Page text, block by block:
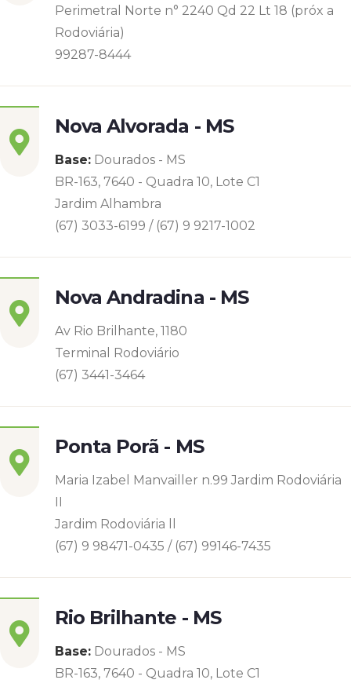
Perimetral Norte n° 2240 Qd 22 Lt 18 (próx a
Rodoviária)
99287-8444
Nova Alvorada - MS
Base: Dourados - MS
BR-163, 7640 - Quadra 10, Lote C1
Jardim Alhambra
(67) 3033-6199 / (67) 9 9217-1002
Nova Andradina - MS
Av Rio Brilhante, 1180
Terminal Rodoviário
(67) 3441-3464
Ponta Porã - MS
Maria Izabel Manvailler n.99 Jardim Rodoviária
II
Jardim Rodoviária ll
(67) 9 98471-0435 / (67) 99146-7435
Rio Brilhante - MS
Base: Dourados - MS
BR-163, 7640 - Quadra 10, Lote C1